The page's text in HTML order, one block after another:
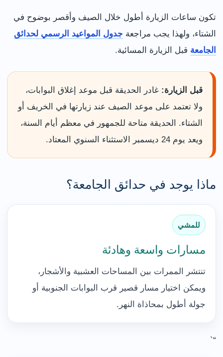
تكون ساعات الزيارة أطول خلال الصيف وأقصر بوضوح في
الشتاء، ولهذا يجب مراجعة جدول المواعيد الرسمي لحدائق
الجامعة قبل الزيارة المسائية.
قبل الزيارة: غادر الحديقة قبل موعد إغلاق البوابات،
ولا تعتمد على موعد الصيف عند زيارتها في الخريف أو
الشتاء. الحديقة متاحة للجمهور في معظم أيام السنة،
ويعد يوم 24 ديسمبر الاستثناء السنوي المعتاد.
ماذا يوجد في حدائق الجامعة؟
للمشي
مسارات واسعة وهادئة
تنتشر الممرات بين المساحات العشبية والأشجار،
ويمكن اختيار مسار قصير قرب البوابات الجنوبية أو
جولة أطول بمحاذاة النهر.
“`